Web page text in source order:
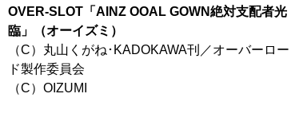
OVER-SLOT「AINZ OOAL GOWN絶対支配者光
臨」（オーイズミ）
（C）丸山くがね･KADOKAWA刊／オーバーロー
ド製作委員会
（C）OIZUMI